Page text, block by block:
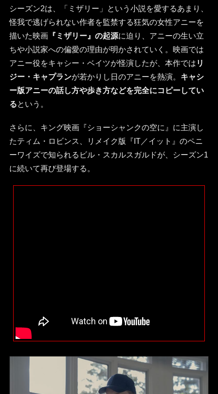
シーズン2は、「ミザリー」という小説を愛するあまり、
怪我で逃げられない作者を監禁する狂気の女性アニーを
描いた映画『ミザリー』の起源に迫り、アニーの生い立
ちや小説家への偏愛の理由が明かされていく。映画では
アニー役をキャシー・ベイツが怪演したが、本作では リ
ジー・キャプランが若かりし日のアニーを熱演。 キャシ
ー版アニーの話し方や歩き方などを完全にコピーしてい
るという。
さらに、キング映画『ショーシャンクの空に』に主演し
たティム・ロビンス、リメイク版『IT／イット』のペニ
ーワイズで知られるビル・スカルスガルドが、シーズン1
に続いて再び登場する。